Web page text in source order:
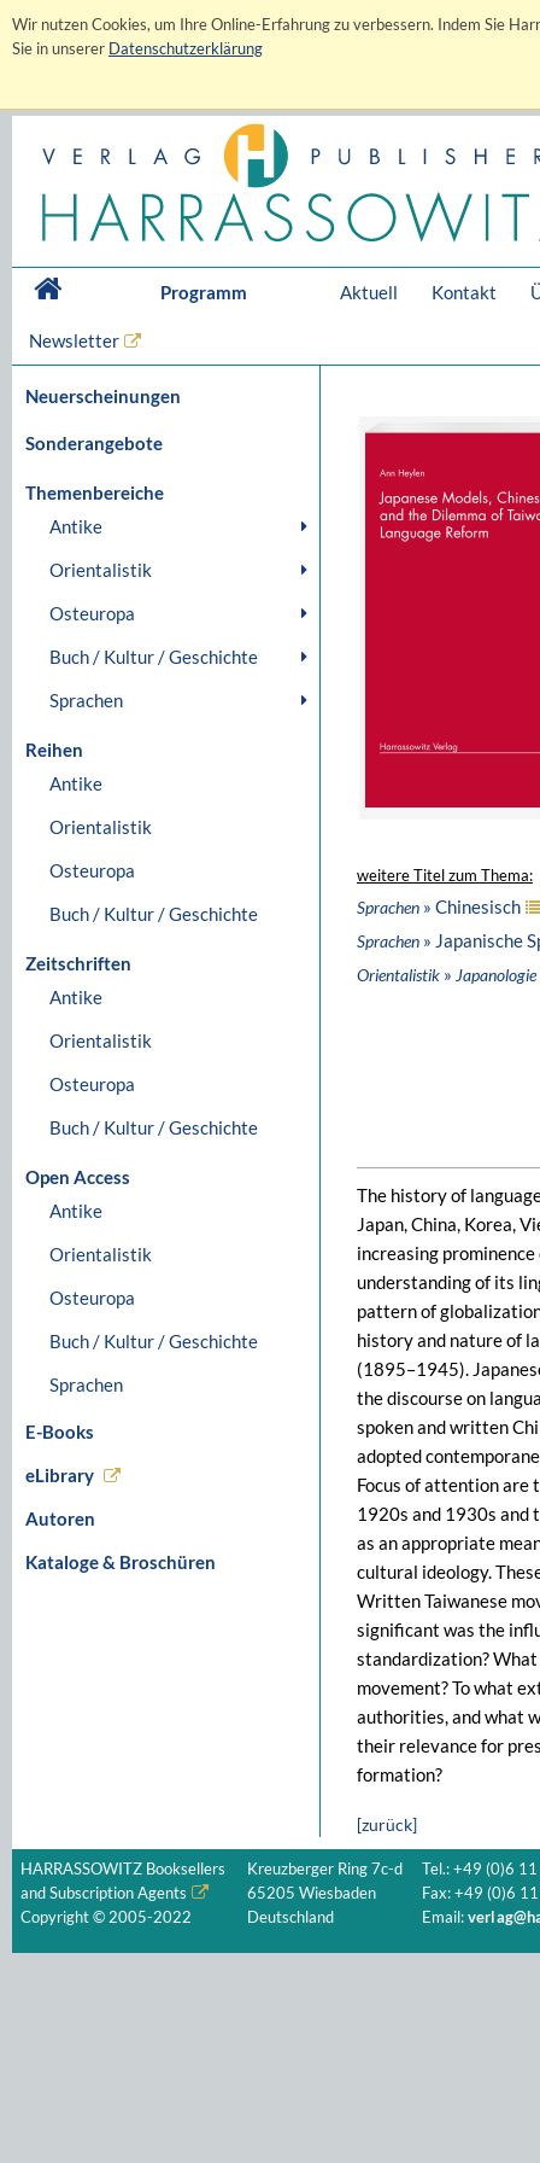
Wir nutzen Cookies, um Ihre Online-Erfahrung zu verbessern. Indem Sie
Sie in unserer Datenschutzerklärung
Programm Aktuell Kontakt
Newsletter
Neuerscheinungen
Sonderangebote
Themenbereiche
Antike
Orientalistik
Osteuropa
Buch / Kultur / Geschichte
Sprachen
Reihen
Antike
Orientalistik
Osteuropa
Buch / Kultur / Geschichte
Zeitschriften
Antike
Orientalistik
Osteuropa
Buch / Kultur / Geschichte
Open Access
Antike
Orientalistik
Osteuropa
Buch / Kultur / Geschichte
Sprachen
E-Books
eLibrary
Autoren
Kataloge & Broschüren
weitere Titel zum Thema:
Sprachen » Chinesisch
Sprachen » Japanische
Orientalistik » Japanologie
The history of
Japan, China, Korea,
increasing
understanding of its
pattern of
history and nature of
(1895–1945).
the discourse on
spoken and written
adopted
Focus of attention are
1920s and 1930s and
as an appropriate
cultural ideology.
Written Taiwanese
significant was the
standardization?
movement? To what
authorities, and what
their relevance for
formation?
[zurück]
HARRASSOWITZ Booksellers
and Subscription Agents
Copyright © 2005-2022
Kreuzberger Ring 7c-d
65205 Wiesbaden
Deutschland
Tel.: +49 (0)6
Fax: +49 (0)6
Email: